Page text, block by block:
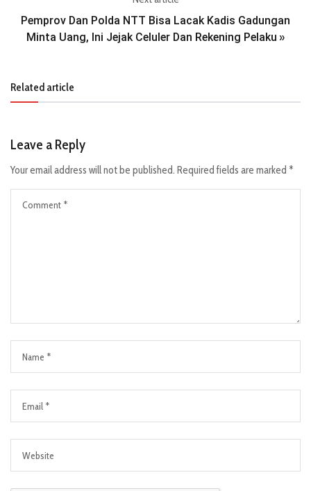
Pemprov Dan Polda NTT Bisa Lacak Kadis Gadungan
Minta Uang, Ini Jejak Celuler Dan Rekening Pelaku »
Related article
Leave a Reply
Your email address will not be published. Required fields are marked *